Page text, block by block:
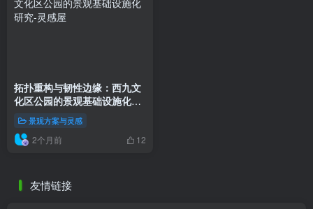
拓扑重构与韧性边缘：西九文
化区公园的景观基础设施化研
究
景观方案与灵感
2个月前 12
友情链接